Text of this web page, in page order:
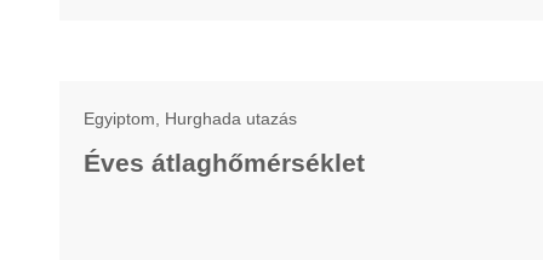
Egyiptom, Hurghada utazás
Éves átlaghőmérséklet